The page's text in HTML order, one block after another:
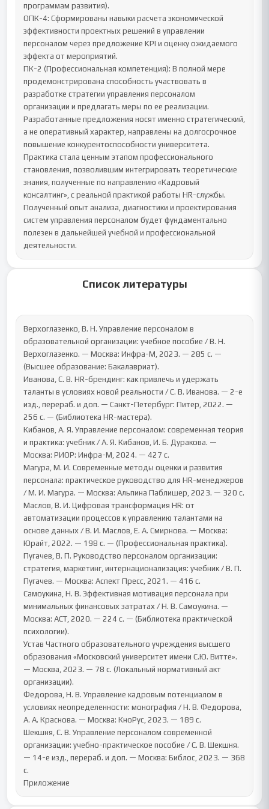
программам развития).
ОПК-4: Сформированы навыки расчета экономической
эффективности проектных решений в управлении
персоналом через предложение KPI и оценку ожидаемого
эффекта от мероприятий.
ПК-2 (Профессиональная компетенция): В полной мере
продемонстрирована способность участвовать в
разработке стратегии управления персоналом
организации и предлагать меры по ее реализации.
Разработанные предложения носят именно стратегический,
а не оперативный характер, направлены на долгосрочное
повышение конкурентоспособности университета.
Практика стала ценным этапом профессионального
становления, позволившим интегрировать теоретические
знания, полученные по направлению «Кадровый
консалтинг», с реальной практикой работы HR-службы.
Полученный опыт анализа, диагностики и проектирования
систем управления персоналом будет фундаментально
полезен в дальнейшей учебной и профессиональной
деятельности.
Список литературы
Верхоглазенко, В. Н. Управление персоналом в
образовательной организации: учебное пособие / В. Н.
Верхоглазенко. — Москва: Инфра-М, 2023. — 285 с. —
(Высшее образование: Бакалавриат).
Иванова, С. В. HR-брендинг: как привлечь и удержать
таланты в условиях новой реальности / С. В. Иванова. — 2-е
изд., перераб. и доп. — Санкт-Петербург: Питер, 2022. —
256 с. — (Библиотека HR-мастера).
Кибанов, А. Я. Управление персоналом: современная теория
и практика: учебник / А. Я. Кибанов, И. Б. Дуракова. —
Москва: РИОР: Инфра-М, 2024. — 427 с.
Магура, М. И. Современные методы оценки и развития
персонала: практическое руководство для HR-менеджеров
/ М. И. Магура. — Москва: Альпина Паблишер, 2023. — 320 с.
Маслов, В. И. Цифровая трансформация HR: от
автоматизации процессов к управлению талантами на
основе данных / В. И. Маслов, Е. А. Смирнова. — Москва:
Юрайт, 2022. — 198 с. — (Профессиональная практика).
Пугачев, В. П. Руководство персоналом организации:
стратегия, маркетинг, интернационализация: учебник / В. П.
Пугачев. — Москва: Аспект Пресс, 2021. — 416 с.
Самоукина, Н. В. Эффективная мотивация персонала при
минимальных финансовых затратах / Н. В. Самоукина. —
Москва: АСТ, 2020. — 224 с. — (Библиотека практической
психологии).
Устав Частного образовательного учреждения высшего
образования «Московский университет имени С.Ю. Витте».
— Москва, 2023. — 78 с. (Локальный нормативный акт
организации).
Федорова, Н. В. Управление кадровым потенциалом в
условиях неопределенности: монография / Н. В. Федорова,
А. А. Краснова. — Москва: КноРус, 2023. — 189 с.
Шекшня, С. В. Управление персоналом современной
организации: учебно-практическое пособие / С. В. Шекшня.
— 14-е изд., перераб. и доп. — Москва: Библос, 2023. — 368
с.
Приложение